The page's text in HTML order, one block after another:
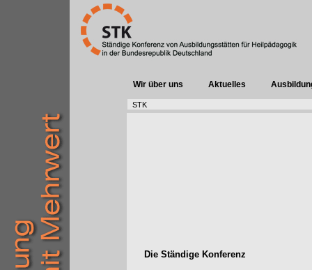
Wir über uns Aktuelles
STK
Die Ständige Konferenz